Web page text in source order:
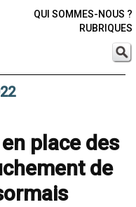
QUI SOMMES-NOUS ?
RUBRIQUES
place des
de